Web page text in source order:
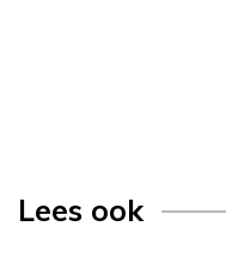
Lees ook